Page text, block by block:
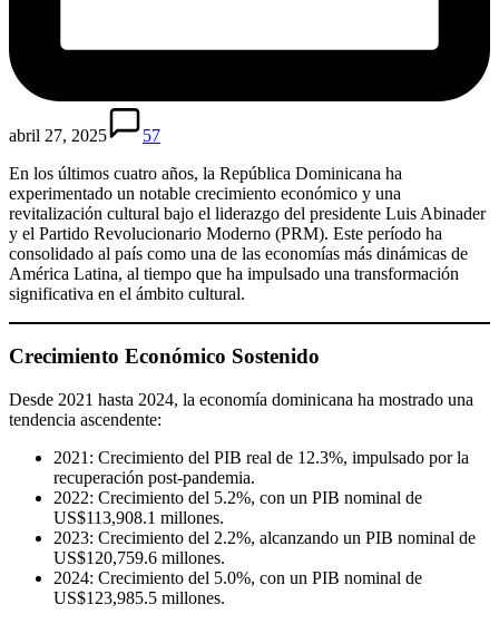
abril 27, 2025
57
En los últimos cuatro años, la República Dominicana ha
experimentado un notable crecimiento económico y una
revitalización cultural bajo el liderazgo del presidente Luis Abinader
y el Partido Revolucionario Moderno (PRM). Este período ha
consolidado al país como una de las economías más dinámicas de
América Latina, al tiempo que ha impulsado una transformación
significativa en el ámbito cultural.
Crecimiento Económico Sostenido
Desde 2021 hasta 2024, la economía dominicana ha mostrado una
tendencia ascendente:
2021: Crecimiento del PIB real de 12.3%, impulsado por la
recuperación post-pandemia.
2022: Crecimiento del 5.2%, con un PIB nominal de
US$113,908.1 millones.
2023: Crecimiento del 2.2%, alcanzando un PIB nominal de
US$120,759.6 millones.
2024: Crecimiento del 5.0%, con un PIB nominal de
US$123,985.5 millones.